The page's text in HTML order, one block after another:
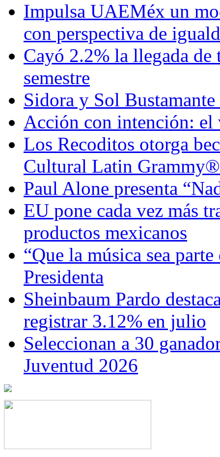
Impulsa UAEMéx un
con perspectiva de
Cayó 2.2% la llegada de
semestre
Sidora y Sol
Acción con intención: el
Los Recoditos otorga
Cultural Latin Grammy®
Paul Alone presenta
EU pone cada vez más
productos mexicanos
“Que la música sea
Presidenta
Sheinbaum Pardo
registrar 3.12% en julio
Seleccionan a 30
Juventud 2026